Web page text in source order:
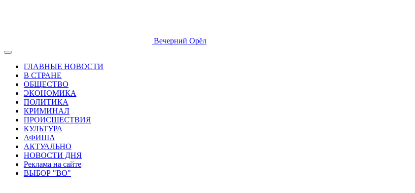
Вечерний Орёл
ГЛАВНЫЕ НОВОСТИ
В СТРАНЕ
ОБЩЕСТВО
ЭКОНОМИКА
ПОЛИТИКА
КРИМИНАЛ
ПРОИСШЕСТВИЯ
КУЛЬТУРА
АФИША
АКТУАЛЬНО
НОВОСТИ ДНЯ
Реклама на сайте
ВЫБОР "ВО"